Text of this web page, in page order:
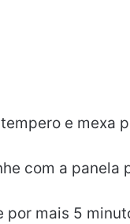
e mexa
com a
por mais 5